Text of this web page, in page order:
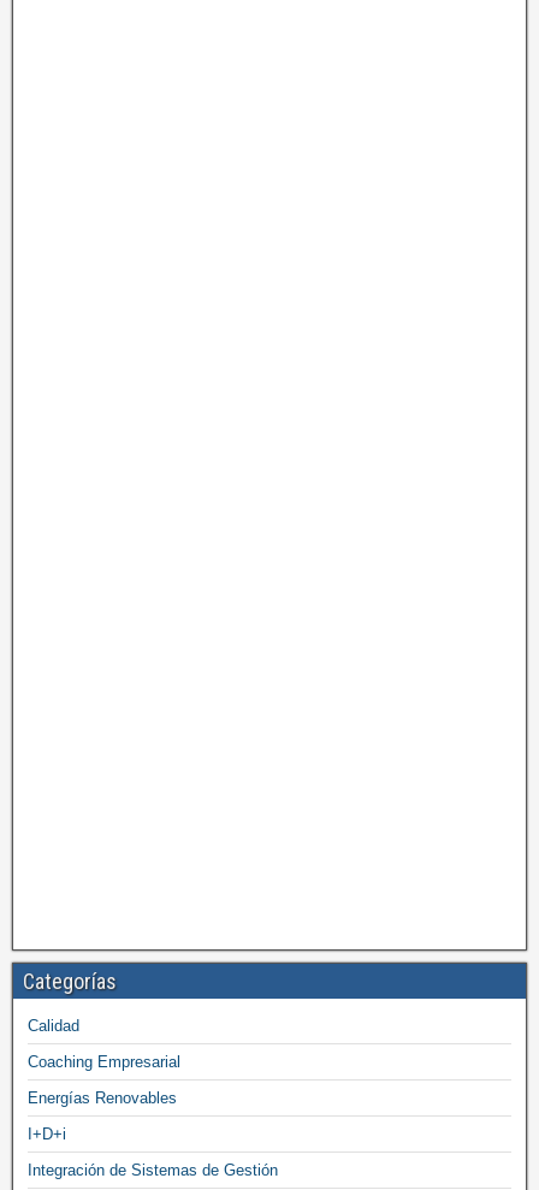
Categorías
Calidad
Coaching Empresarial
Energías Renovables
I+D+i
Integración de Sistemas de Gestión